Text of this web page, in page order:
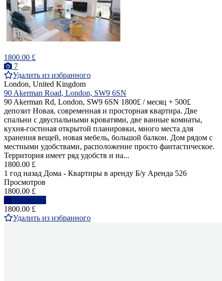
1800.00 £
7
Удалить из избранного
London, United Kingdom
90 Akerman Road, London, SW9 6SN
90 Akerman Rd, London, SW9 6SN 1800£ / месяц + 500£
депозит Новая, современная и просторная квартира. Две
спальни с двуспальными кроватями, две ванные комнаты,
кухня-гостиная открытой планировки, много места для
хранения вещей, новая мебель, большой балкон. Дом рядом с
местными удобствами, расположение просто фантастическое.
Территория имеет ряд удобств и на...
1800.00 £
1 год назад Дома - Квартиры в аренду Б/у Аренда 526
Просмотров
1800.00 £
Написать
1800.00 £
Удалить из избранного